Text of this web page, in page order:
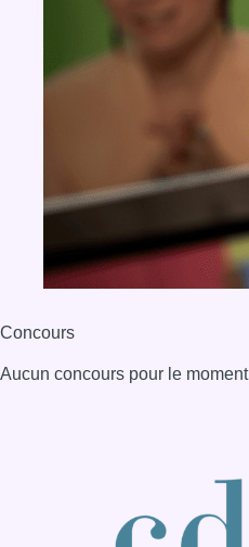
Concours
Aucun concours pour le moment